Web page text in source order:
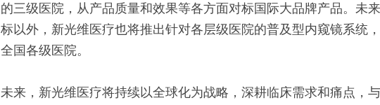
的三级医院，从产品质量和效果等各方面对标国际大品牌产品。未
标以外，新光维医疗也将推出针对各层级医院的普及型内窥镜系统
全国各级医院。
未来，新光维医疗将持续以全球化为战略，深耕临床需求和痛点，